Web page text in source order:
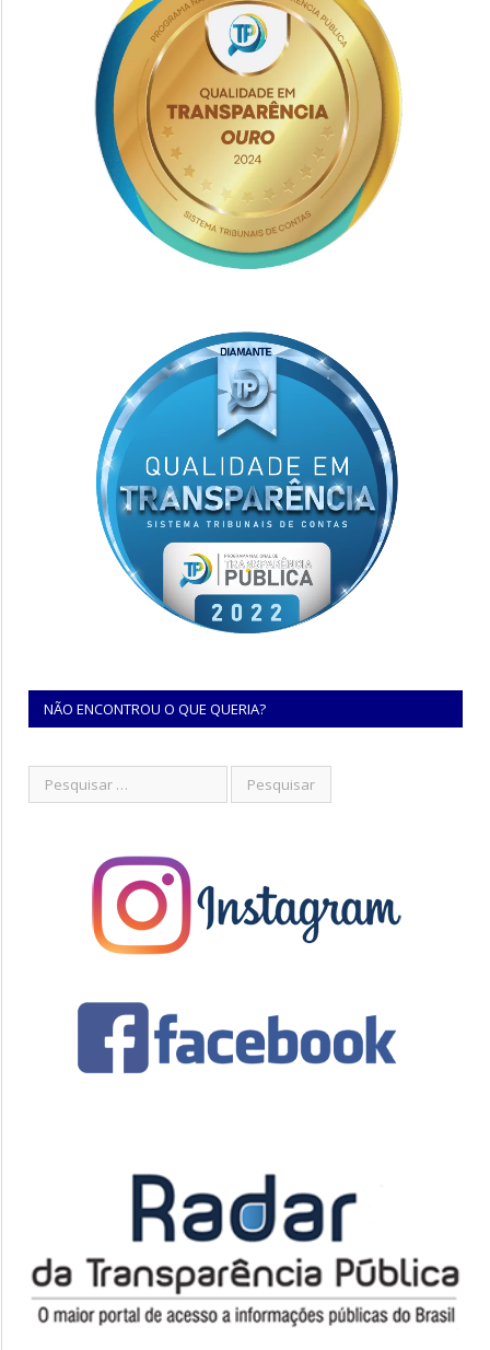
NÃO ENCONTROU O QUE QUERIA?